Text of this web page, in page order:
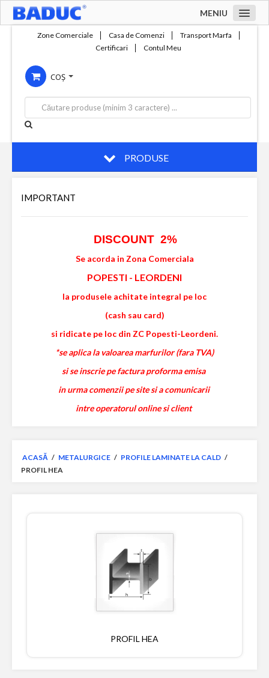
MENIU
Compania
Servicii
Productie
Contact
Zone Comerciale Casa de Comenzi
Transport Marfa
Certificari
Contul Meu
COȘ
PRODUSE
IMPORTANT
DISCOUNT 2%
Se acorda in Zona Comerciala
POPESTI - LEORDENI
la produsele achitate integral pe loc
(cash sau card)
si ridicate pe loc din ZC Popesti-Leordeni.
*se aplica la valoarea marfurilor (fara TVA)
si se inscrie pe factura proforma emisa
in urma comenzii pe site si a comunicarii
intre operatorul online si client
ACASĂ / METALURGICE / PROFILE LAMINATE LA CALD /
PROFIL HEA
PROFIL HEA